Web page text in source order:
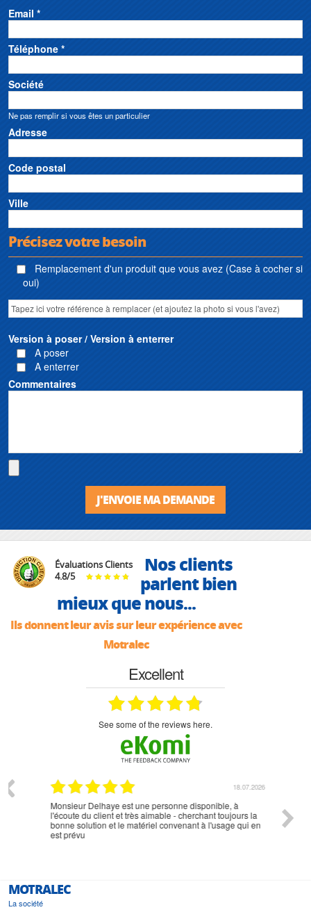
Email *
Téléphone *
Société
Ne pas remplir si vous êtes un particulier
Adresse
Code postal
Ville
Précisez votre besoin
Remplacement d'un produit que vous avez (Case à cocher si
oui)
Version à poser / Version à enterrer
A poser
A enterrer
Commentaires
J'ENVOIE MA DEMANDE
Évaluations Clients
4.8/5
Nos clients
parlent bien
mieux que nous...
Ils donnent leur avis sur leur expérience avec
Motralec
Excellent
see some of the reviews here.
18.07.2026
Monsieur Delhaye est une personne disponible, à
l'écoute du client et très aimable - cherchant toujours la
bonne solution et le matériel convenant à l'usage qui en
est prévu
MOTRALEC
La société